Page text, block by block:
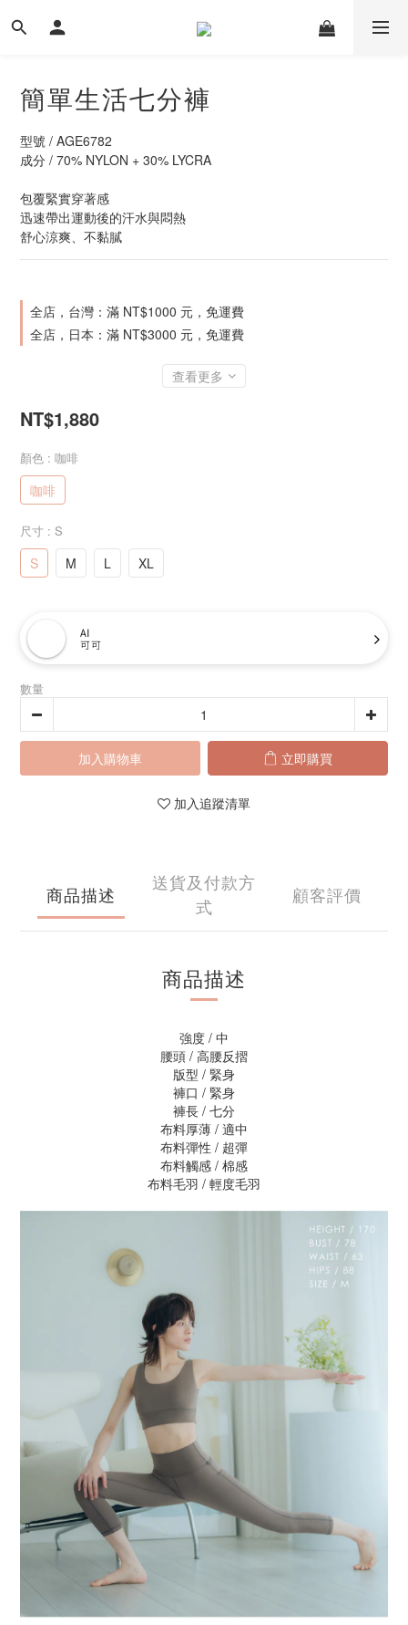
簡單生活七分褲
型號 / AGE6782
成分 / 70% NYLON + 30% LYCRA
包覆緊實穿著感
迅速帶出運動後的汗水與悶熱
舒心涼爽、不黏膩
全店，台灣：滿 NT$1000 元，免運費
全店，日本：滿 NT$3000 元，免運費
查看更多
NT$1,880
顏色 : 咖啡
咖啡
尺寸 : S
S M L XL
AI
可可
數量
加入購物車 立即購買
加入追蹤清單
商品描述
送貨及付款方
式
顧客評價
商品描述
強度 / 中
腰頭 / 高腰反摺
版型 / 緊身
褲口 / 緊身
褲長 / 七分
布料厚薄 / 適中
布料彈性 / 超彈
布料觸感 / 棉感
布料毛羽 / 輕度毛羽